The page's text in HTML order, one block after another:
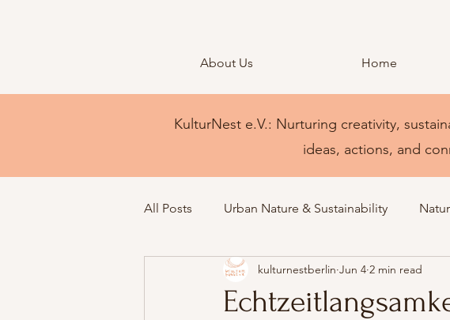
About Us Home
KulturNest e.V.: Nurturing creativity,
ideas, actions, and
All Posts Urban Nature & Sustainability
kulturnestberlin Jun 4 2 min read